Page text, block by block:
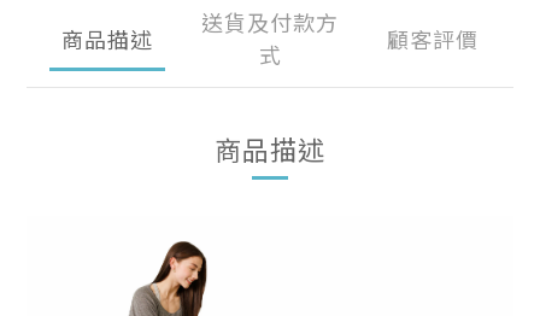
商品描述
送貨及付款方
式
顧客評價
商品描述